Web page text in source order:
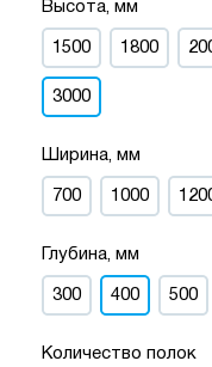
Высота, мм
1500 1800
3000
Ширина, мм
700 1000
Глубина, мм
300 400 500
Количество полок